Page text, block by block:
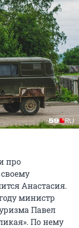
про
Анастасия.
министр
Павел
По нему